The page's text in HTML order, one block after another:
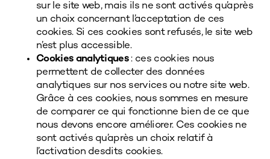
sur le site web, mais ils ne sont activés qu’après
un choix concernant l’acceptation de ces
cookies. Si ces cookies sont refusés, le site web
n’est plus accessible.
Cookies analytiques: ces cookies nous
permettent de collecter des données
analytiques sur nos services ou notre site web.
Grâce à ces cookies, nous sommes en mesure
de comparer ce qui fonctionne bien de ce que
nous devons encore améliorer. Ces cookies ne
sont activés qu’après un choix relatif à
l’activation desdits cookies.